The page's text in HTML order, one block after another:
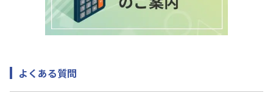
よくある質問